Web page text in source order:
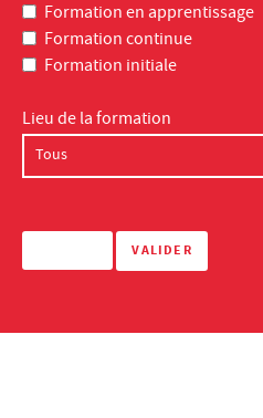
Formation en apprentissage
Formation continue
Formation initiale
Lieu de la formation